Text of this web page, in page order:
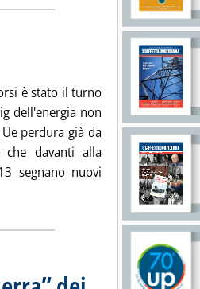
è stato il turno
dell'energia non
perdura già da
davanti alla
segnano nuovi
'Utility, strategie in controluce'